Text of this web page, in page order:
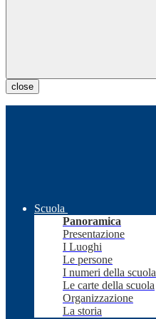
close
Scuola
Panoramica
Presentazione
I Luoghi
Le persone
I numeri della scuola
Le carte della scuola
Organizzazione
La storia